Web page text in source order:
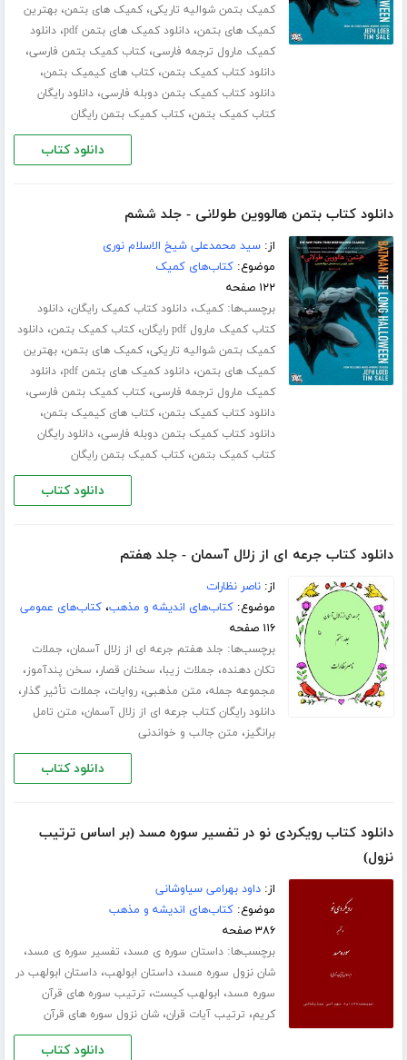
کمیک بتمن شوالیه تاریکی،کمیک های بتمن،بهترین
کمیک های بتمن،دانلود کمیک های بتمن pdf ،دانلود
کمیک مارول ترجمه فارسی،کتاب کمیک بتمن فارسی،
دانلود کتاب کمیک بتمن،کتاب های کیمیک بتمن،
دانلود کتاب کمیک بتمن دوبله فارسی،دانلود رایگان
کتاب کمیک بتمن،کتاب کمیک بتمن رایگان
دانلود کتاب
دانلود کتاب بتمن هالووین طولانی - جلد ششم
از:سید محمدعلی شیخ الاسلام نوری
موضوع:کتاب‌های کمیک
۱۲۲ صفحه
برچسب‌ها:کمیک،دانلود کتاب کمیک رایگان،دانلود
کتاب کمیک مارول pdf رایگان
،کتاب کمیک بتمن،دانلود
کمیک بتمن شوالیه تاریکی،کمیک های بتمن،بهترین
کمیک های بتمن،دانلود کمیک های بتمن pdf ،دانلود
کمیک مارول ترجمه فارسی،کتاب کمیک بتمن فارسی،
دانلود کتاب کمیک بتمن،کتاب های کیمیک بتمن،
دانلود کتاب کمیک بتمن دوبله فارسی،دانلود رایگان
کتاب کمیک بتمن،کتاب کمیک بتمن رایگان
دانلود کتاب
دانلود کتاب جرعه ای از زلال آسمان - جلد هفتم
از:ناصر نظارات
موضوع:کتاب‌های اندیشه و مذهب،کتاب‌های عمومی
۱۱۶ صفحه
برچسب‌ها: جلد هفتم جرعه ای از زلال آسمان، جملات
تکان دهنده، جملات زیبا، سخنان قصار، سخن پندآموز،
مجموعه جمله، متن مذهبی،روایات، جملات تأثیر گذار،
دانلود رایگان کتاب جرعه ای از زلال آسمان، متن تامل
برانگیز، متن جالب و خواندنی
دانلود کتاب
دانلود کتاب رویکردی نو در تفسیر سوره مسد (بر اساس ترتیب
نزول)
از:داود بهرامی سیاوشانی
موضوع:کتاب‌های اندیشه و مذهب
۳۸۶ صفحه
برچسب‌ها:داستان سوره ی مسد، تفسیر سوره ی مسد،
شان نزول سوره مسد،داستان ابولهب،داستان ابولهب در
سوره مسد، ابولهب کیست، ترتیب سوره های قرآن
کریم، ترتیب آیات قران،شان نزول سوره های قرآن
دانلود کتاب